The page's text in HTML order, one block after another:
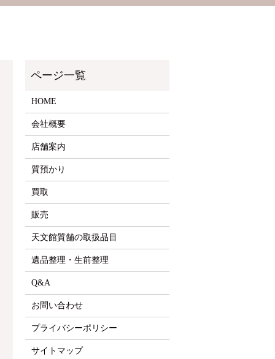
HOME
会社概要
店舗案内
質預かり
買取
販売
天文館質舗の取扱品目
遺品整理・生前整理
Q&A
お問い合わせ
プライバシーポリシー
サイトマップ